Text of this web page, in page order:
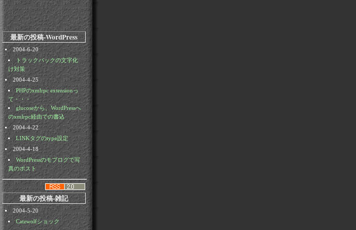
最新の投稿-WordPress
2004-6-20
トラックバックの文字化
け対策
2004-4-25
PHPのxmlrpc extensionっ
て・・・
glucoseから、WordPressへ
のxmlrpc経由での書込
2004-4-22
LINKタグのtype設定
2004-4-18
WordPressのモブログで写
真のポスト
最新の投稿-雑記
2004-5-20
Catzwolfショック